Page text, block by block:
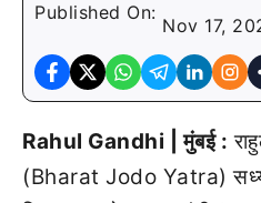
Published On:
Nov 17,
Rahul Gandhi | मुंबई :
(Bharat Jodo Yatra) सध्या